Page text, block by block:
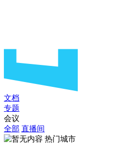
文档
专题
会议
全部 直播间
热门城市